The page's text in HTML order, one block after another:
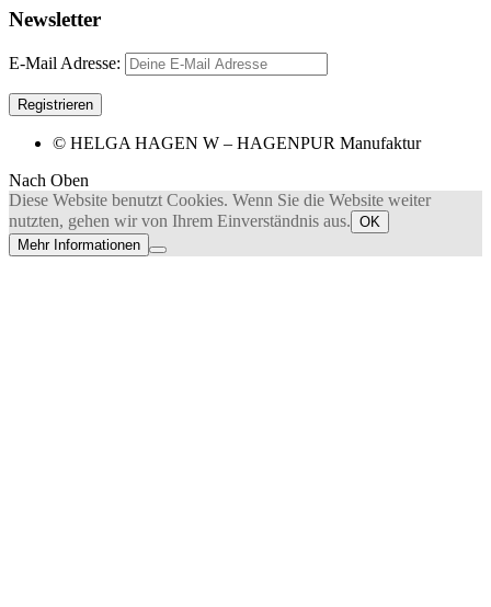
Newsletter
E-Mail Adresse:
© HELGA HAGEN W – HAGENPUR Manufaktur
Nach Oben
Diese Website benutzt Cookies. Wenn Sie die Website weiter
nutzten, gehen wir von Ihrem Einverständnis aus. OK
Mehr Informationen